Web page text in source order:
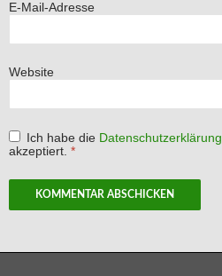
E-Mail-Adresse
Website
Ich habe die Datenschutzerklärung
akzeptiert. *